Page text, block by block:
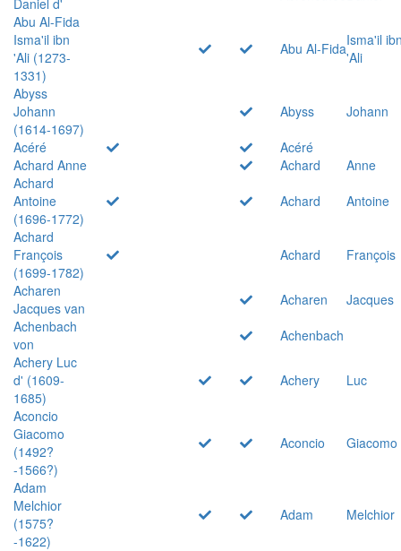
Abu Al-Fida
Isma'il ibn
'Ali (1273-
1331)
Abu Al-FidaIsma'il
'Ali
Abyss
Johann
(1614-1697)
Abyss
Johann
Acéré
Acéré
Achard Anne
Achard
Anne
Achard
Antoine
(1696-1772)
Achard
Antoine
Achard
François
(1699-1782)
Achard
François
Acharen
Jacques van
Acharen
Jacques
Achenbach
von
Achenbach
Achery Luc
d' (1609-
1685)
Achery
Luc
Aconcio
Giacomo
(1492?
-1566?)
Aconcio Giacomo
Adam
Melchior
(1575?
-1622)
Adam Melchior